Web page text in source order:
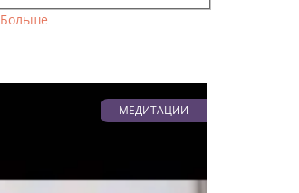
Больше
МЕДИТАЦИИ